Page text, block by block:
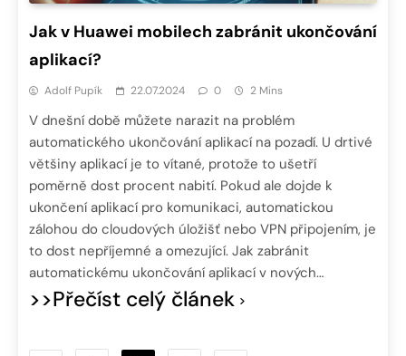
Jak v Huawei mobilech zabránit ukončování
aplikací?
Adolf Pupík 22.07.2024 0 2 Mins
V dnešní době můžete narazit na problém
automatického ukončování aplikací na pozadí. U drtivé
většiny aplikací je to vítané, protože to ušetří
poměrně dost procent nabití. Pokud ale dojde k
ukončení aplikací pro komunikaci, automatickou
zálohou do cloudových úložišť nebo VPN připojením, je
to dost nepříjemné a omezující. Jak zabránit
automatickému ukončování aplikací v nových…
>>Přečíst celý článek